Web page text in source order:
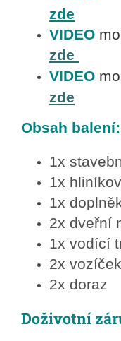
zde
VIDEO
zde
VIDEO
zde
Obsah balení:
1x
1x
1x
2x dveřní
1x vodící
2x vozíček
2x doraz
Doživotní